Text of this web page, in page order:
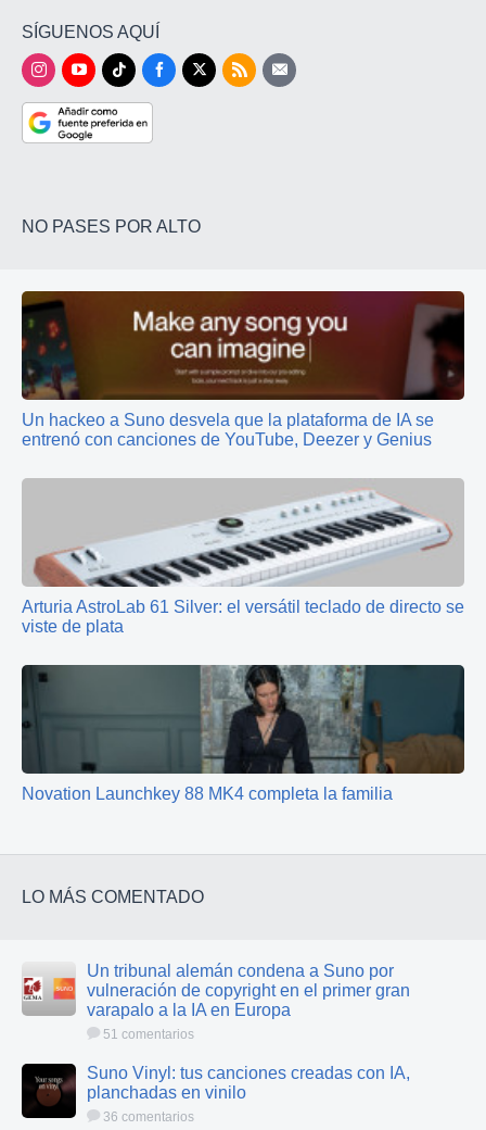
SÍGUENOS AQUÍ
NO PASES POR ALTO
Un hackeo a Suno desvela que la plataforma de IA se
entrenó con canciones de YouTube, Deezer y Genius
Arturia AstroLab 61 Silver: el versátil teclado de directo se
viste de plata
Novation Launchkey 88 MK4 completa la familia
LO MÁS COMENTADO
Un tribunal alemán condena a Suno por
vulneración de copyright en el primer gran
varapalo a la IA en Europa
51 comentarios
Suno Vinyl: tus canciones creadas con IA,
planchadas en vinilo
36 comentarios